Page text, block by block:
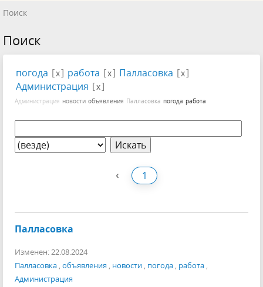
Поиск
Поиск
погода [x] работа [x] Палласовка [x]
Администрация [x]
Администрация новости объявления Палласовка погода работа
‹ 1
Палласовка
Изменен: 22.08.2024
Палласовка , объявления , новости , погода , работа ,
Администрация